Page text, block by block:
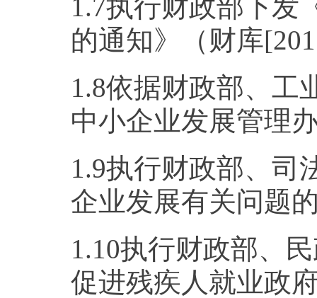
1.7执行财政部下发
的通知》（财库
1.8依据财政部、工
中小企业发展管理
1.9执行财政部、司
企业发展有关问题
1.10执行财政部、
促进残疾人就业政